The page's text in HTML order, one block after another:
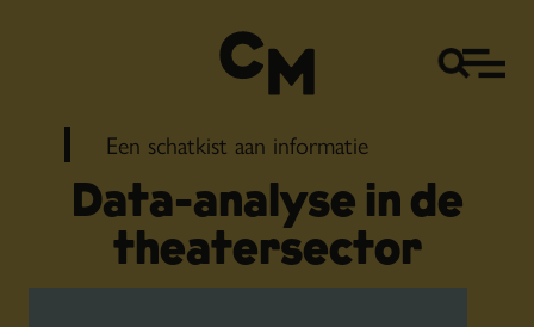
Een schatkist aan informatie
Data-analyse in de
theatersector